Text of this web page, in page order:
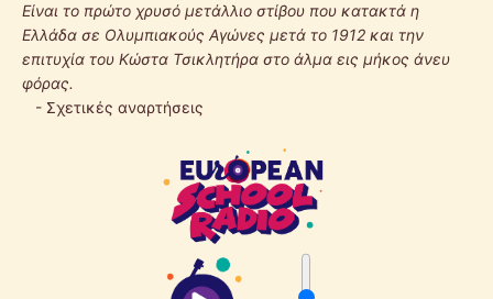
Είναι το πρώτο χρυσό μετάλλιο στίβου που κατακτά η
Ελλάδα σε Ολυμπιακούς Αγώνες μετά το 1912 και την
επιτυχία του Κώστα Τσικλητήρα στο άλμα εις μήκος άνευ
φόρας.
- Σχετικές αναρτήσεις